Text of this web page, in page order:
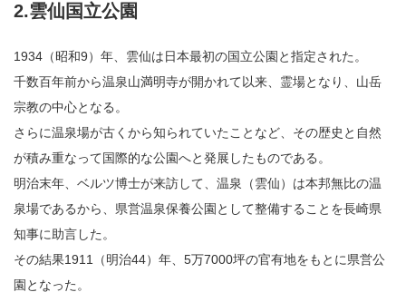
2.雲仙国立公園
1934（昭和9）年、雲仙は日本最初の国立公園と指定された。
千数百年前から温泉山満明寺が開かれて以来、霊場となり、山岳
宗教の中心となる。
さらに温泉場が古くから知られていたことなど、その歴史と自然
が積み重なって国際的な公園へと発展したものである。
明治末年、ベルツ博士が来訪して、温泉（雲仙）は本邦無比の温
泉場であるから、県営温泉保養公園として整備することを長崎県
知事に助言した。
その結果1911（明治44）年、5万7000坪の官有地をもとに県営公
園となった。